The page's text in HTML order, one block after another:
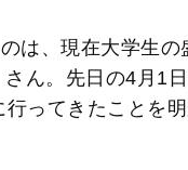
は、現在大学生の
ん。先日の4月1
ってきたことを明